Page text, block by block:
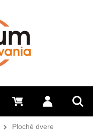
Prihlásiť
0 €
Ploché dvere